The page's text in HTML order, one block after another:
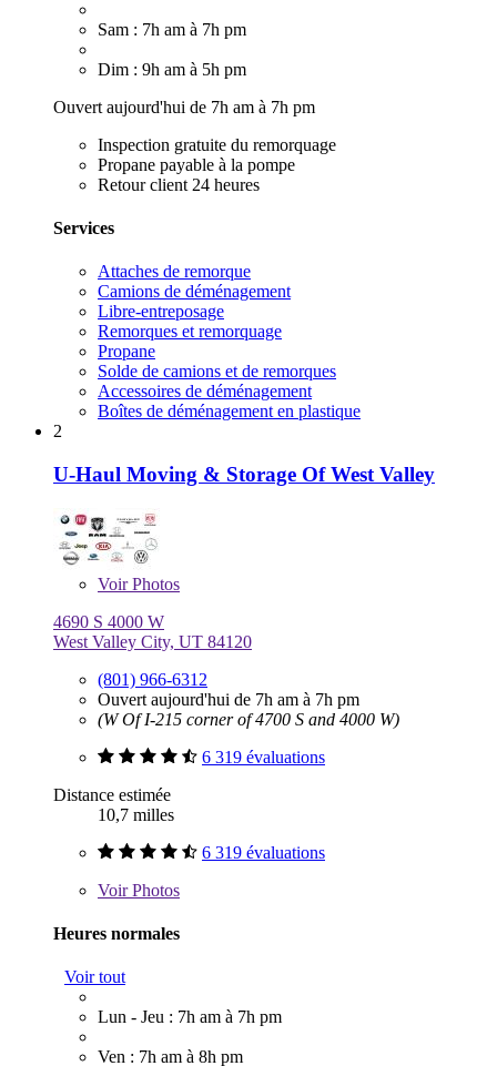
Sam : 7h am à 7h pm
Dim : 9h am à 5h pm
Ouvert aujourd'hui de 7h am à 7h pm
Inspection gratuite du remorquage
Propane payable à la pompe
Retour client 24 heures
Services
Attaches de remorque
Camions de déménagement
Libre-entreposage
Remorques et remorquage
Propane
Solde de camions et de remorques
Accessoires de déménagement
Boîtes de déménagement en plastique
2
U-Haul Moving & Storage Of West Valley
VoirPhotos
4690 S 4000 W
West Valley City, UT 84120
(801) 966-6312
Ouvert aujourd'hui de 7h am à 7h pm
(W Of I-215 corner of 4700 S and 4000 W)
6 319 évaluations
Distance estimée
10,7 milles
6 319 évaluations
VoirPhotos
Heures normales
Voir tout
Lun - Jeu : 7h am à 7h pm
Ven : 7h am à 8h pm